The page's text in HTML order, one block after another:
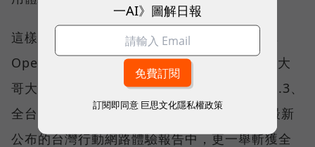
這樣的轉變，也反映在國際權威網路分析機構
Opensignal 公布的評比結果。今年初，台灣大
哥大不僅率先奪下「 4G／5G 在線率全球 No.3、
全台 No.1 」國際級榮譽，在 Opensignal 最新
公布的台灣行動網路體驗報告中，更一舉斬獲全
一AI》圖解日報
訂閱即同意 巨思文化隱私權政策